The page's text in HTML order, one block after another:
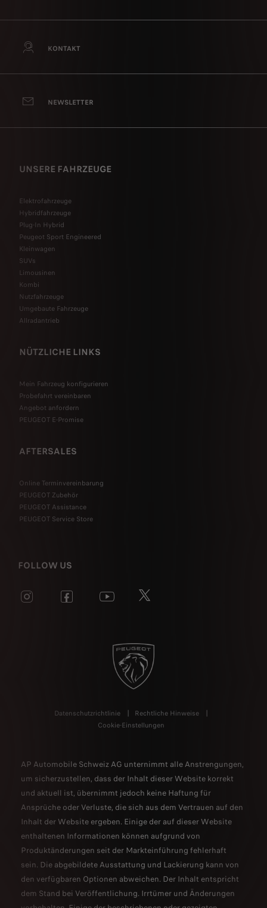
KONTAKT
NEWSLETTER
UNSERE FAHRZEUGE
Elektrofahrzeuge
Hybridfahrzeuge
Plug-In Hybrid
Peugeot Sport Engineered
Kleinwagen
SUVs
Limousinen
Kombi
Nutzfahrzeuge
Umgebaute Fahrzeuge
Allradantrieb
NÜTZLICHE LINKS
Mein Fahrzeug konfigurieren
Probefahrt vereinbaren
Angebot anfordern
PEUGEOT E-Promise
AFTERSALES
Online Terminvereinbarung
PEUGEOT Zubehör
PEUGEOT Assistance
PEUGEOT Service Store
FOLLOW US
Datenschutzrichtlinie
Rechtliche Hinweise
Cookie-Einstellungen
AP Automobile Schweiz AG unternimmt alle Anstrengungen,
um sicherzustellen, dass der Inhalt dieser Website korrekt
und aktuell ist, übernimmt jedoch keine Haftung für
Ansprüche oder Verluste, die sich aus dem Vertrauen auf den
Inhalt der Website ergeben. Einige der auf dieser Website
enthaltenen Informationen können aufgrund von
Produktänderungen seit der Markteinführung fehlerhaft
sein. Die abgebildete Ausstattung und Lackierung kann von
den verfügbaren Optionen abweichen. Der Inhalt entspricht
dem Stand bei Veröffentlichung. Irrtümer und Änderungen